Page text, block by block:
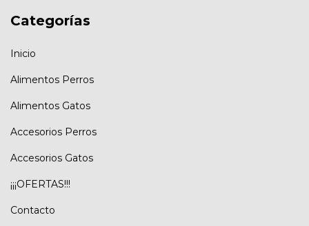
Categorías
Inicio
Alimentos Perros
Alimentos Gatos
Accesorios Perros
Accesorios Gatos
¡¡¡OFERTAS!!!
Contacto